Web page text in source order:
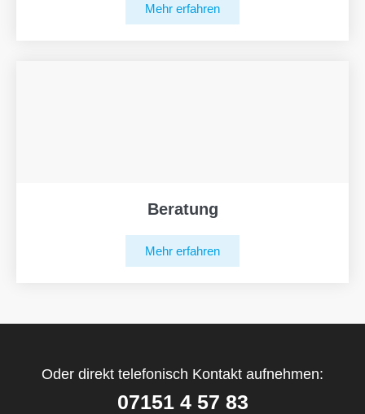
Mehr erfahren
Beratung
Mehr erfahren
Oder direkt telefonisch Kontakt aufnehmen:
07151 4 57 83